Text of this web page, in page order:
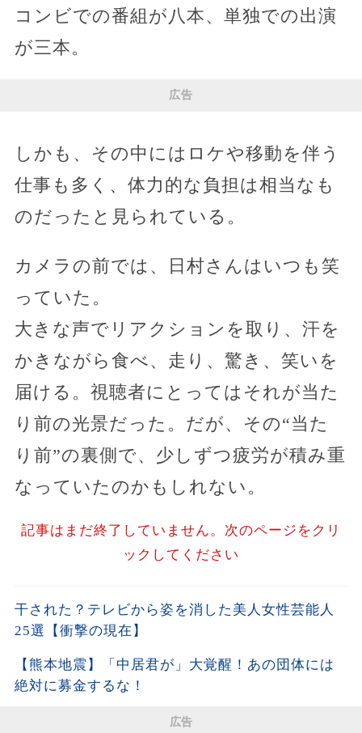
コンビでの番組が八本、単独での出演
が三本。
広告
しかも、その中にはロケや移動を伴う
仕事も多く、体力的な負担は相当なも
のだったと見られている。
カメラの前では、日村さんはいつも笑
っていた。
大きな声でリアクションを取り、汗を
かきながら食べ、走り、驚き、笑いを
届ける。視聴者にとってはそれが当た
り前の光景だった。だが、その“当た
り前”の裏側で、少しずつ疲労が積み重
なっていたのかもしれない。
記事はまだ終了していません。次のページをクリ
ックしてください
干された？テレビから姿を消した美人女性芸能人
25選【衝撃の現在】
【熊本地震】「中居君が」大覚醒！あの団体には
絶対に募金するな！
広告